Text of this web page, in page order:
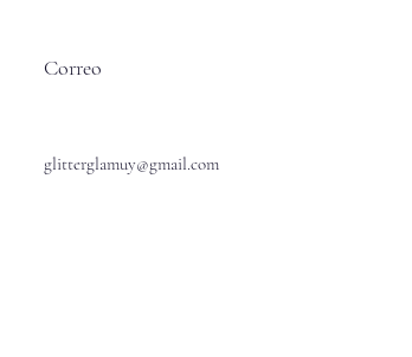
Correo
glitterglamuy@gmail.com